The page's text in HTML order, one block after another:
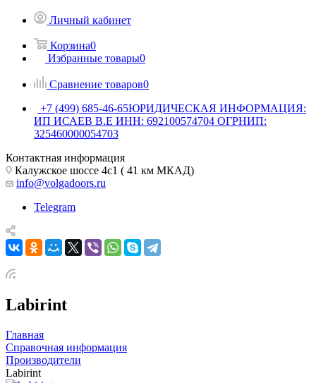
Личный кабинет
Корзина0
Избранные товары0
Сравнение товаров0
+7 (499) 685-46-65ЮРИДИЧЕСКАЯ ИНФОРМАЦИЯ:
ИП ИСАЕВ В.Е ИНН: 692100574704 ОГРНИП:
325460000054703
Контактная информация
Калужское шоссе 4с1 ( 41 км МКАД)
info@volgadoors.ru
Telegram
Labirint
Главная
Справочная информация
Производители
Labirint